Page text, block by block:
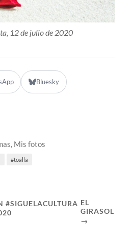
12 de julio de 2020
Bluesky
, Mis fotos
toalla
#SIGUELACULTURA EL
GIRASOL
→